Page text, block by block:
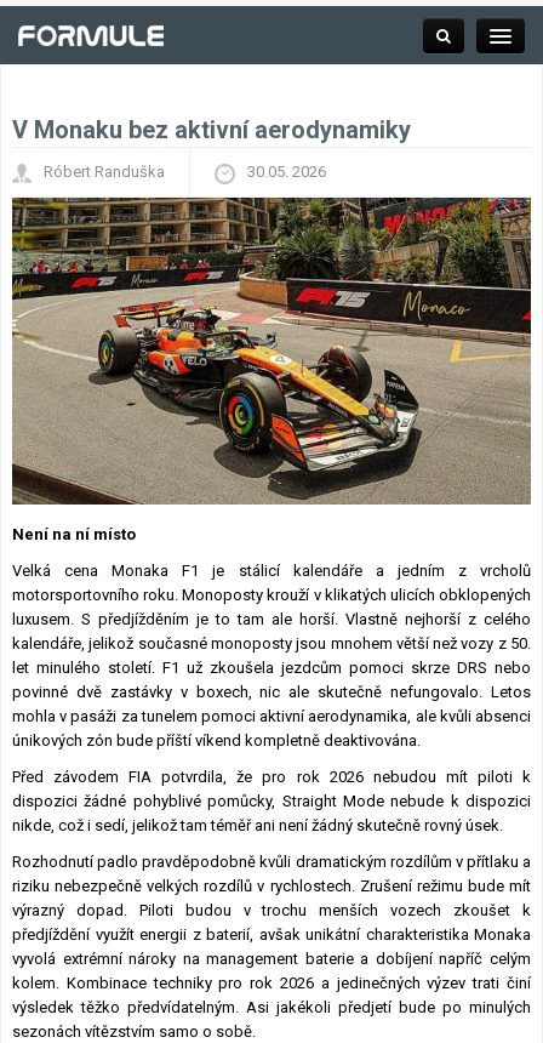
Závodní série
Kalendář F1
Výsledky F1
Týmy a jezdci F1
Okruhy F1
Lexikon F1
V Monaku bez aktivní aerodynamiky
Róbert Randuška 30.05. 2026
Není na ní místo
Velká cena Monaka F1 je stálicí kalendáře a jedním z vrcholů
motorsportovního roku. Monoposty krouží v klikatých ulicích obklopených
luxusem. S předjížděním je to tam ale horší. Vlastně nejhorší z celého
kalendáře, jelikož současné monoposty jsou mnohem větší než vozy z 50.
let minulého století. F1 už zkoušela jezdcům pomoci skrze DRS nebo
povinné dvě zastávky v boxech, nic ale skutečně nefungovalo. Letos
mohla v pasáži za tunelem pomoci aktivní aerodynamika, ale kvůli absenci
únikových zón bude příští víkend kompletně deaktivována.
Před závodem FIA potvrdila, že pro rok 2026 nebudou mít piloti k
dispozici žádné pohyblivé pomůcky, Straight Mode nebude k dispozici
nikde, což i sedí, jelikož tam téměř ani není žádný skutečně rovný úsek.
Rozhodnutí padlo pravděpodobně kvůli dramatickým rozdílům v přítlaku a
riziku nebezpečně velkých rozdílů v rychlostech. Zrušení režimu bude mít
výrazný dopad. Piloti budou v trochu menších vozech zkoušet k
předjíždění využít energii z baterií, avšak unikátní charakteristika Monaka
vyvolá extrémní nároky na management baterie a dobíjení napříč celým
kolem. Kombinace techniky pro rok 2026 a jedinečných výzev trati činí
výsledek těžko předvídatelným. Asi jakékoli předjetí bude po minulých
sezonách vítězstvím samo o sobě.